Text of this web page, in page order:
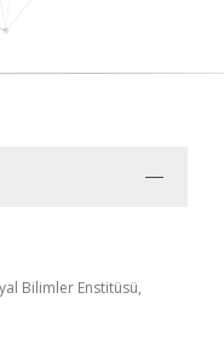
Bilimler Enstitüsü,